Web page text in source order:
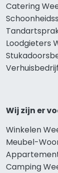
Catering
Loodgieters
Wij zijn er
Winkelen
Meubel-
Camping